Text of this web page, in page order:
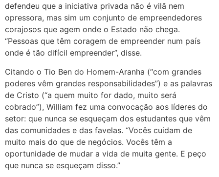
defendeu que a iniciativa privada não é vilã nem
opressora, mas sim um conjunto de empreendedores
corajosos que agem onde o Estado não chega.
“Pessoas que têm coragem de empreender num país
onde é tão difícil empreender”, disse.
Citando o Tio Ben do Homem-Aranha (“com grandes
poderes vêm grandes responsabilidades”) e as palavras
de Cristo (“a quem muito for dado, muito será
cobrado”), William fez uma convocação aos líderes do
setor: que nunca se esqueçam dos estudantes que vêm
das comunidades e das favelas. “Vocês cuidam de
muito mais do que de negócios. Vocês têm a
oportunidade de mudar a vida de muita gente. E peço
que nunca se esqueçam disso.”